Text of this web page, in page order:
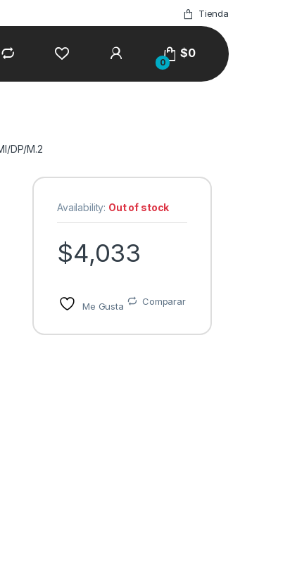
Tienda
0
$0
DP/M.2
Availability: Out of stock
$4,033
Me Gusta Comparar